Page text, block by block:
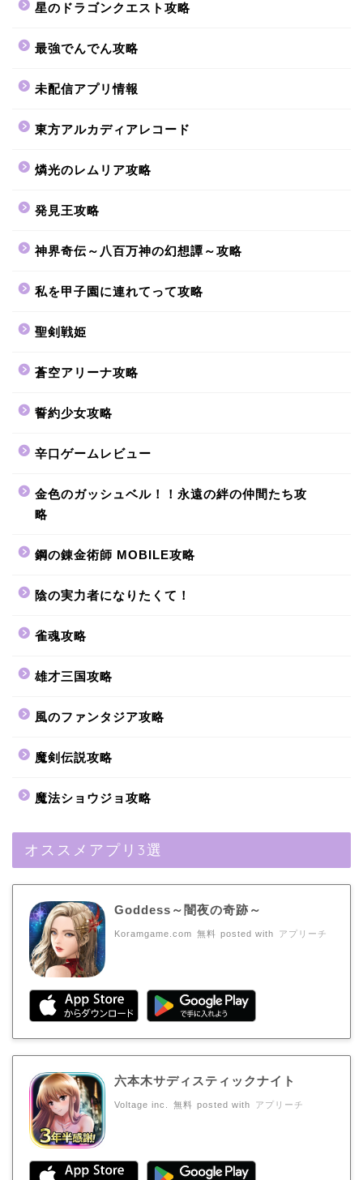
星のドラゴンクエスト攻略
最強でんでん攻略
未配信アプリ情報
東方アルカディアレコード
燐光のレムリア攻略
発見王攻略
神界奇伝～八百万神の幻想譚～攻略
私を甲子園に連れてって攻略
聖剣戦姫
蒼空アリーナ攻略
誓約少女攻略
辛口ゲームレビュー
金色のガッシュベル！！永遠の絆の仲間たち攻
略
鋼の錬金術師 MOBILE攻略
陰の実力者になりたくて！
雀魂攻略
雄才三国攻略
風のファンタジア攻略
魔剣伝説攻略
魔法ショウジョ攻略
オススメアプリ3選
Goddess～闇夜の奇跡～
Koramgame.com 無料 posted with アプリーチ
六本木サディスティックナイト
Voltage inc. 無料 posted with アプリーチ